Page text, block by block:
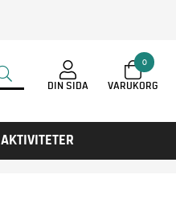
0
DIN SIDA
AKTIVITETER